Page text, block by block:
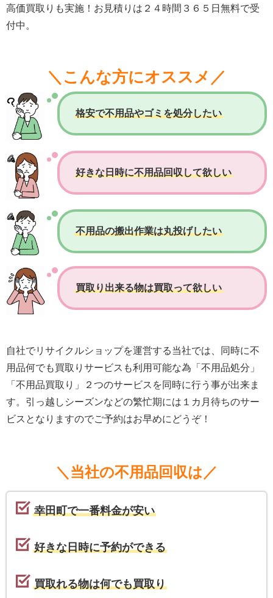
高価買取りも実施！お見積りは２４時間３６５日無料で受
付中。
＼こんな方にオススメ／
格安で不用品やゴミを処分したい
好きな日時に不用品回収して欲しい
不用品の搬出作業は丸投げしたい
買取り出来る物は買取って欲しい
自社でリサイクルショップを運営する当社では、同時に不
用品何でも買取りサービスも利用可能な為「不用品処分」
「不用品買取り」２つのサービスを同時に行う事が出来ま
す。引っ越しシーズンなどの繁忙期には１カ月待ちのサー
ビスとなりますのでご予約はお早めにどうぞ！
＼当社の不用品回収は／
幸田町で一番料金が安い
好きな日時に予約ができる
買取れる物は何でも買取り